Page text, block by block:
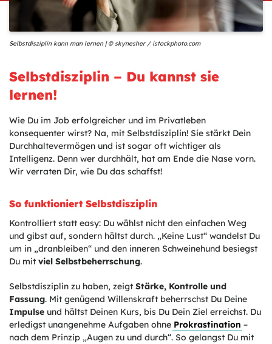
Selbstdisziplin kann man lernen | © skynesher / istockphoto.com
Selbstdisziplin – Du kannst sie
lernen!
Wie Du im Job erfolgreicher und im Privatleben
konsequenter wirst? Na, mit Selbstdisziplin! Sie stärkt Dein
Durchhaltevermögen und ist sogar oft wichtiger als
Intelligenz. Denn wer durchhält, hat am Ende die Nase vorn.
Wir verraten Dir, wie Du das schaffst!
So funktioniert Selbstdisziplin
Kontrolliert statt easy: Du wählst nicht den einfachen Weg
und gibst auf, sondern hältst durch. „Keine Lust“ wandelst Du
um in „dranbleiben“ und den inneren Schweinehund besiegst
Du mit viel Selbstbeherrschung.
Selbstdisziplin zu haben, zeigt Stärke, Kontrolle und
Fassung. Mit genügend Willenskraft beherrschst Du Deine
Impulse und hältst Deinen Kurs, bis Du Dein Ziel erreichst. Du
erledigst unangenehme Aufgaben ohne Prokrastination –
nach dem Prinzip „Augen zu und durch“. So gelangst Du mit